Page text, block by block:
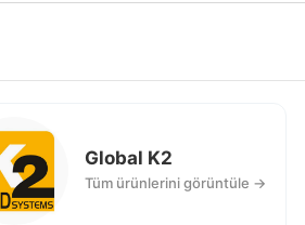
Global K2
Tüm ürünlerini görüntüle →